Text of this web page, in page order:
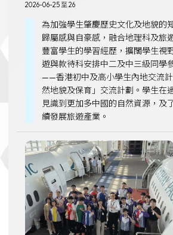
2026-06-25 至 26
為加強學生肇慶歷史文化及地貌的
歸屬感與自豪感，融合地理科及旅
豐富學生的學習經歷，擴闊學生視
遊與款待科安排中二及中三級同學
——香港初中及高小學生內地交流
然地貌及保育」交流計劃。學生在
見識到更加多中國的自然資源，及
續發展旅遊產業。